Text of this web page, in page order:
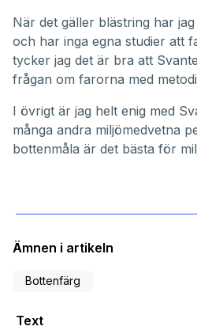
När det gäller blästring har
och har inga egna studier att
tycker jag det är bra att
frågan om farorna med
I övrigt är jag helt enig med
många andra miljömedvetna
bottenmåla är det bästa för
Ämnen i artikeln
Bottenfärg
Text